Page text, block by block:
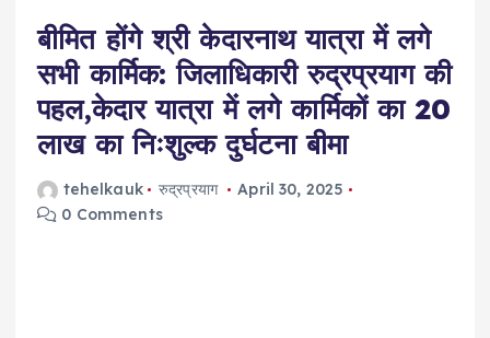
बीमित होंगे श्री केदारनाथ यात्रा में लगे
सभी कार्मिक: जिलाधिकारी रुद्रप्रयाग की
पहल,केदार यात्रा में लगे कार्मिकों का 20
लाख का निःशुल्क दुर्घटना बीमा
tehelkauk रुद्रप्रयाग
April 30, 2025
0 Comments